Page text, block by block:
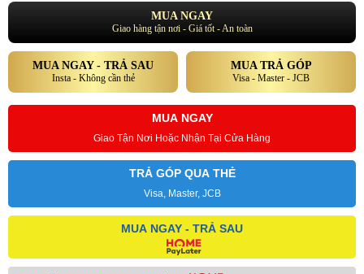
MUA NGAY
Giao hàng tận nơi - Giá tốt - An toàn
MUA NGAY - TRẢ SAU
Insta - Không cần thẻ
MUA TRẢ GÓP
Visa - Master - JCB
MUA NGAY
Giao Tận Nơi Hoặc Nhận Tại Cửa Hàng
TRẢ GÓP QUA THẺ
Visa, Master, JCB
MUA NGAY - TRẢ SAU